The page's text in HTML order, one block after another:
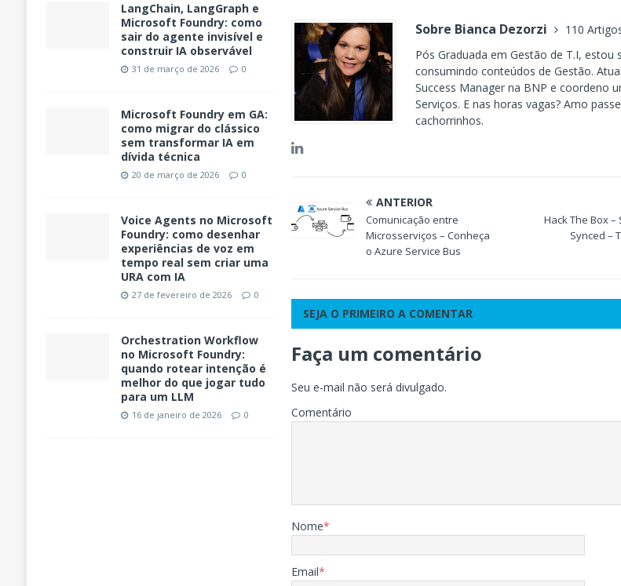
Sobre Bianca Dezorzi
110
Pós Graduada em Gestão de T.I, estou
consumindo conteúdos de Gestão.
Success Manager na BNP e coordeno
Serviços. E nas horas vagas? Amo
cachorrinhos.
ANTERIOR
Comunicação entre
Microsserviços – Conheça
o Azure Service Bus
Hack The Box
Synced –
SEJA O PRIMEIRO A COMENTAR
Faça um comentário
Seu e-mail não será divulgado.
Comentário
Nome*
Email*
LangChain, LangGraph e
Microsoft Foundry: como
sair do agente invisível e
construir IA observável
31 de março de 2026 0
Microsoft Foundry em GA:
como migrar do clássico
sem transformar IA em
dívida técnica
20 de março de 2026 0
Voice Agents no Microsoft
Foundry: como desenhar
experiências de voz em
tempo real sem criar uma
URA com IA
27 de fevereiro de 2026 0
Orchestration Workflow
no Microsoft Foundry:
quando rotear intenção é
melhor do que jogar tudo
para um LLM
16 de janeiro de 2026 0